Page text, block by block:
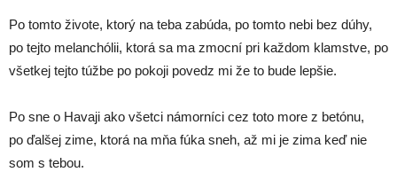
Po tomto živote, ktorý na teba zabúda, po tomto nebi bez dúhy,
po tejto melanchólii, ktorá sa ma zmocní pri každom klamstve, po
všetkej tejto túžbe po pokoji povedz mi že to bude lepšie.
Po sne o Havaji ako všetci námorníci cez toto more z betónu,
po ďalšej zime, ktorá na mňa fúka sneh, až mi je zima keď nie
som s tebou.